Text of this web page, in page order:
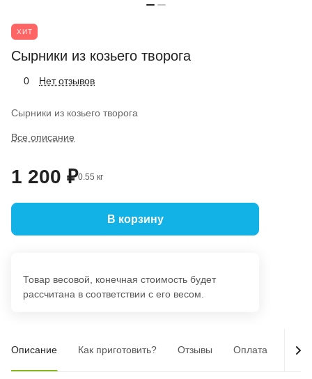
ХИТ
Сырники из козьего творога
0 Нет отзывов
Сырники из козьего творога
Все описание
1 200 ₽0.55 кг
В корзину
Товар весовой, конечная стоимость будет
рассчитана в соответствии с его весом.
Описание Как приготовить? Отзывы Оплата